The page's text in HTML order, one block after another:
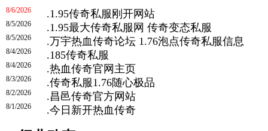
.1.95传奇私服刚开网站
8/6/2026
.1.95最大传奇私服网 传奇变态私服
8/5/2026
.万宇热血传奇论坛 1.76泡点传奇私服信息
8/5/2026
.185传奇私服
8/4/2026
.热血传奇官网主页
8/4/2026
.传奇私服1.76随心极品
8/3/2026
.昌邑传奇官方网站
8/2/2026
.今日新开热血传奇
8/1/2026